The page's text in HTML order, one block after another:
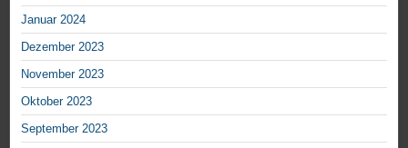
Januar 2024
Dezember 2023
November 2023
Oktober 2023
September 2023